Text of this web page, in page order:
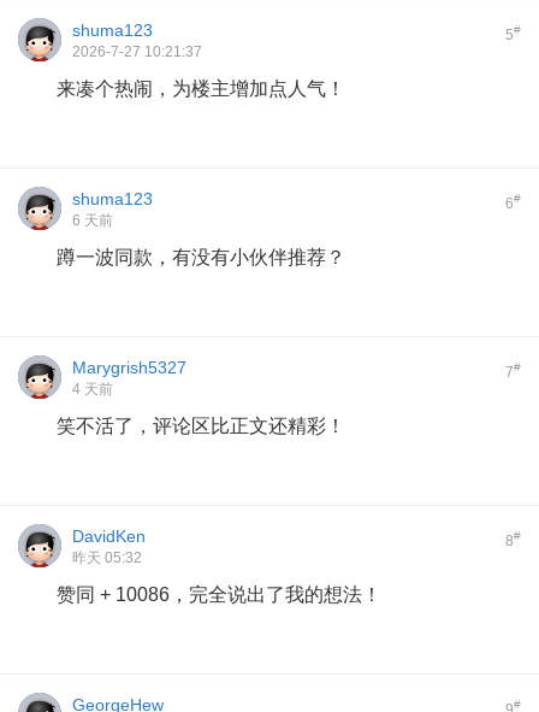
5#
shuma123
2026-7-27 10:21:37
来凑个热闹，为楼主增加点人气！
6#
shuma123
6 天前
蹲一波同款，有没有小伙伴推荐？
7#
Marygrish5327
4 天前
笑不活了，评论区比正文还精彩！
8#
DavidKen
昨天 05:32
赞同 + 10086，完全说出了我的想法！
#
GeorgeHew